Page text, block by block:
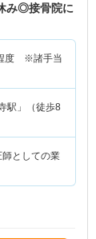
み◎接骨院に
度 ※諸手当
駅」（徒歩8
としての業